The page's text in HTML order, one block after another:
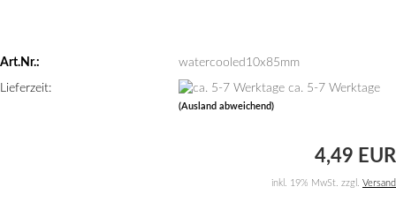
Art.Nr.: watercooled10x85mm
Lieferzeit: ca. 5-7 Werktage
(Ausland abweichend)
4,49 EUR
inkl. 19% MwSt. zzgl. Versand